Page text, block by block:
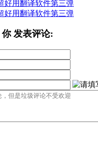
你发表评论: